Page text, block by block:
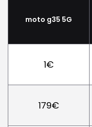
moto g35 5G
1€
179€